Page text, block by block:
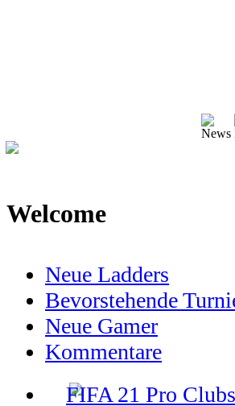
Welcome
Neue Ladders
Bevorstehende
Neue Gamer
Kommentare